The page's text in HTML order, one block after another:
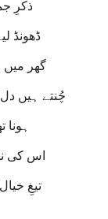
ذکرِ
ڈھونڈ
گھر میں
چُنتے ہیں
اس کی
تیغِ